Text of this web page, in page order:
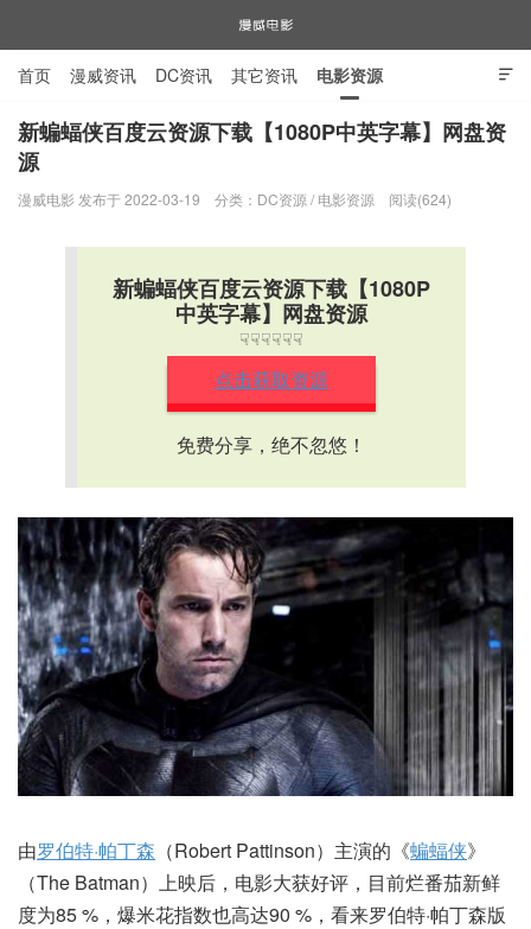
漫威电影

首页 漫威资讯 DC资讯 其它资讯 电影资源
电视剧资源 漫威图片
新蝙蝠侠百度云资源下载【1080P中英字幕】网盘资
源
漫威电影 发布于 2022-03-19 分类： DC资源 / 电影资源 阅读(624)
新蝙蝠侠百度云资源下载【1080P
中英字幕】网盘资源
☟☟☟☟☟☟
点击获取资源
免费分享，绝不忽悠！
由罗伯特·帕丁森 （Robert Pattinson）主演的《蝙蝠侠》
（The Batman）上映后，电影大获好评，目前烂番茄新鲜
度为85 %，爆米花指数也高达90 %，看来罗伯特·帕丁森版